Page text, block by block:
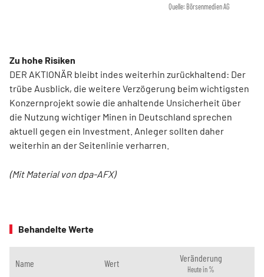
Quelle: Börsenmedien AG
Zu hohe Risiken
DER AKTIONÄR bleibt indes weiterhin zurückhaltend: Der
trübe Ausblick, die weitere Verzögerung beim wichtigsten
Konzernprojekt sowie die anhaltende Unsicherheit über
die Nutzung wichtiger Minen in Deutschland sprechen
aktuell gegen ein Investment. Anleger sollten daher
weiterhin an der Seitenlinie verharren.
(Mit Material von dpa-AFX)
Behandelte Werte
Name Wert Veränderung
Heute in %